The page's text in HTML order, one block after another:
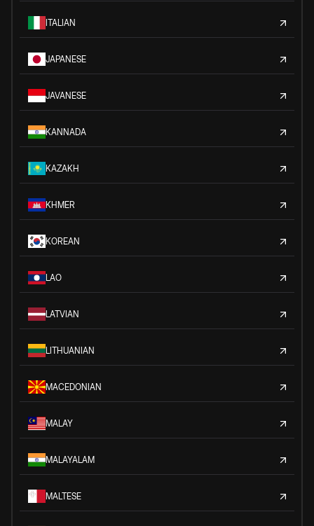
ITALIAN
JAPANESE
JAVANESE
KANNADA
KAZAKH
KHMER
KOREAN
LAO
LATVIAN
LITHUANIAN
MACEDONIAN
MALAY
MALAYALAM
MALTESE